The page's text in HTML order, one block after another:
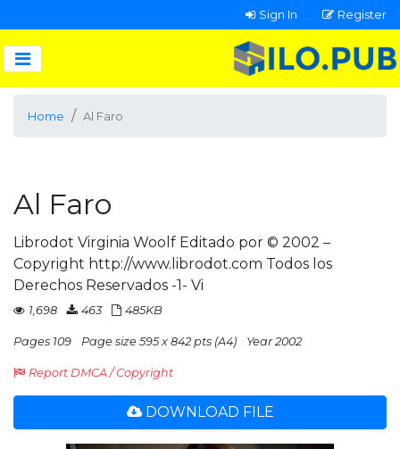
Sign In Register
Home Al Faro
Al Faro
Librodot Virginia Woolf Editado por © 2002 –
Copyright http://www.librodot.com Todos los
Derechos Reservados -1- Vi
1,698 463 485KB
Pages 109 Page size 595 x 842 pts (A4) Year 2002
Report DMCA / Copyright
DOWNLOAD FILE